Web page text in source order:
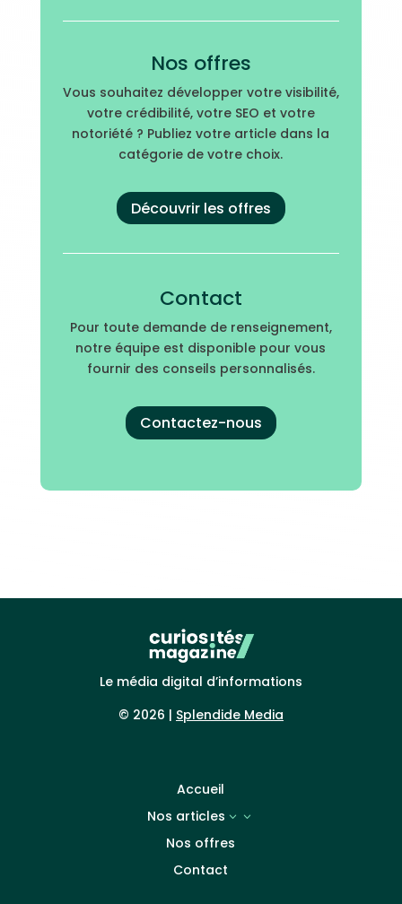
Nos offres
Vous souhaitez développer votre visibilité,
votre crédibilité, votre SEO et votre
notoriété ? Publiez votre article dans la
catégorie de votre choix.
Découvrir les offres
Contact
Pour toute demande de renseignement,
notre équipe est disponible pour vous
fournir des conseils personnalisés.
Contactez-nous
Le média digital d’informations
© 2026 | Splendide Media
Accueil
Nos articles
3
Nos offres
Contact